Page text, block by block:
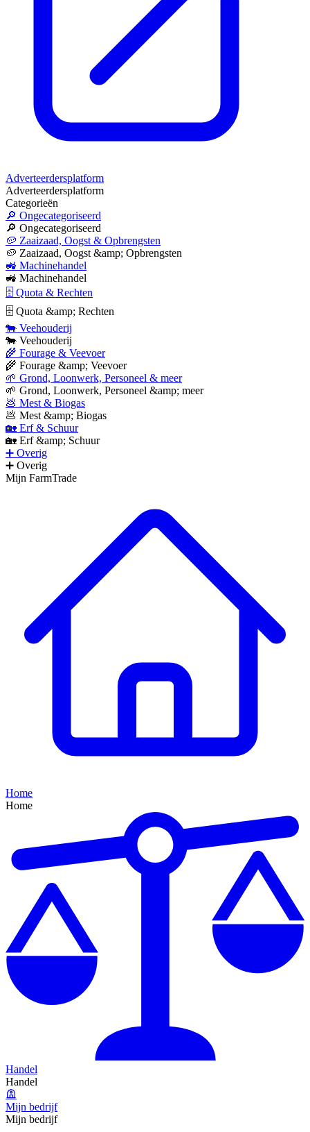
Adverteerdersplatform
Adverteerdersplatform
Categorieën
🔎 Ongecategoriseerd
🔎 Ongecategoriseerd
🥔 Zaaizaad, Oogst & Opbrengsten
🥔 Zaaizaad, Oogst &amp; Opbrengsten
🚜 Machinehandel
🚜 Machinehandel
🗄 Quota & Rechten
🗄 Quota &amp; Rechten
🐄 Veehouderij
🐄 Veehouderij
🌾 Fourage & Veevoer
🌾 Fourage &amp; Veevoer
🌱 Grond, Loonwerk, Personeel & meer
🌱 Grond, Loonwerk, Personeel &amp; meer
💩 Mest & Biogas
💩 Mest &amp; Biogas
🏡 Erf & Schuur
🏡 Erf &amp; Schuur
➕ Overig
➕ Overig
Mijn FarmTrade
Home
Home
Handel
Handel
Mijn bedrijf
Mijn bedrijf